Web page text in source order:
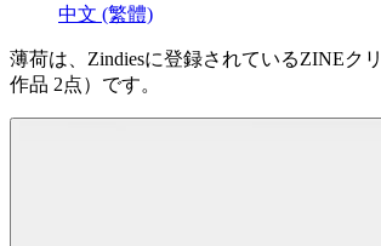
中文 (繁體)
薄荷は、Zindiesに登録されているZINEク
作品 2点）です。